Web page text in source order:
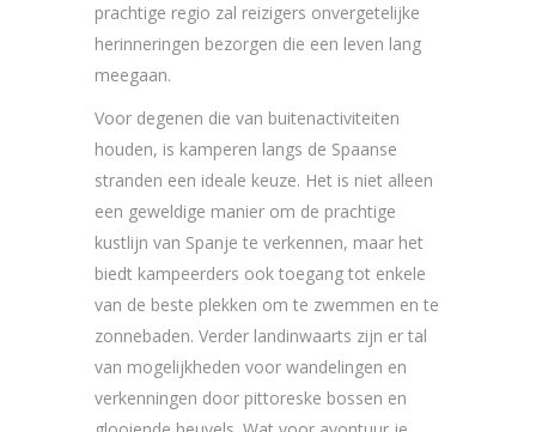
prachtige regio zal reizigers onvergetelijke
herinneringen bezorgen die een leven lang
meegaan.
Voor degenen die van buitenactiviteiten
houden, is kamperen langs de Spaanse
stranden een ideale keuze. Het is niet alleen
een geweldige manier om de prachtige
kustlijn van Spanje te verkennen, maar het
biedt kampeerders ook toegang tot enkele
van de beste plekken om te zwemmen en te
zonnebaden. Verder landinwaarts zijn er tal
van mogelijkheden voor wandelingen en
verkenningen door pittoreske bossen en